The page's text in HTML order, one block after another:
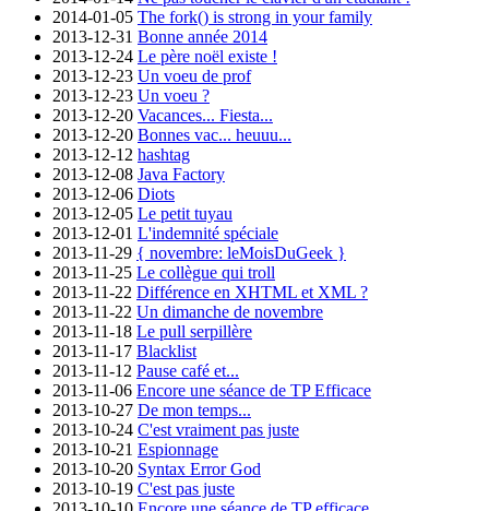
2014-01-05 The fork() is strong in your family
2013-12-31 Bonne année 2014
2013-12-24 Le père noël existe !
2013-12-23 Un voeu de prof
2013-12-23 Un voeu ?
2013-12-20 Vacances... Fiesta...
2013-12-20 Bonnes vac... heuuu...
2013-12-12 hashtag
2013-12-08 Java Factory
2013-12-06 Diots
2013-12-05 Le petit tuyau
2013-12-01 L'indemnité spéciale
2013-11-29 { novembre: leMoisDuGeek }
2013-11-25 Le collègue qui troll
2013-11-22 Différence en XHTML et XML ?
2013-11-22 Un dimanche de novembre
2013-11-18 Le pull serpillère
2013-11-17 Blacklist
2013-11-12 Pause café et...
2013-11-06 Encore une séance de TP Efficace
2013-10-27 De mon temps...
2013-10-24 C'est vraiment pas juste
2013-10-21 Espionnage
2013-10-20 Syntax Error God
2013-10-19 C'est pas juste